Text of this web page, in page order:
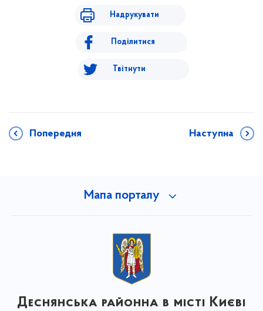
Надрукувати
Поділитися
Твітнути
Попередня Наступна
Мапа порталу
Деснянська районна в місті Києві